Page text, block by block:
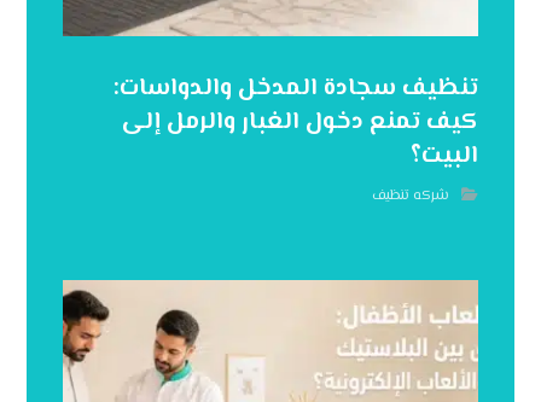
تنظيف سجادة المدخل والدواسات:
كيف تمنع دخول الغبار والرمل إلى
البيت؟
شركه تنظيف